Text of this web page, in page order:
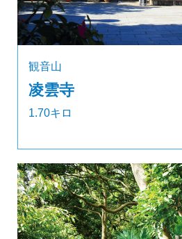
観音山
凌雲寺
1.70キロ